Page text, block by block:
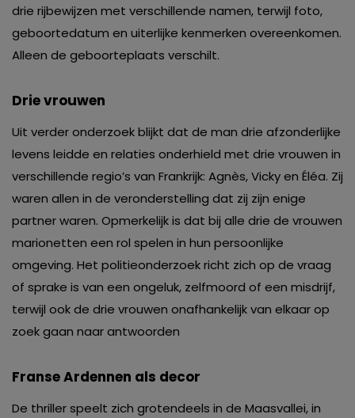
drie rijbewijzen met verschillende namen, terwijl foto,
geboortedatum en uiterlijke kenmerken overeenkomen.
Alleen de geboorteplaats verschilt.
Drie vrouwen
Uit verder onderzoek blijkt dat de man drie afzonderlijke
levens leidde en relaties onderhield met drie vrouwen in
verschillende regio’s van Frankrijk: Agnès, Vicky en Éléa. Zij
waren allen in de veronderstelling dat zij zijn enige
partner waren. Opmerkelijk is dat bij alle drie de vrouwen
marionetten een rol spelen in hun persoonlijke
omgeving. Het politieonderzoek richt zich op de vraag
of sprake is van een ongeluk, zelfmoord of een misdrijf,
terwijl ook de drie vrouwen onafhankelijk van elkaar op
zoek gaan naar antwoorden
Franse Ardennen als decor
De thriller speelt zich grotendeels in de Maasvallei, in